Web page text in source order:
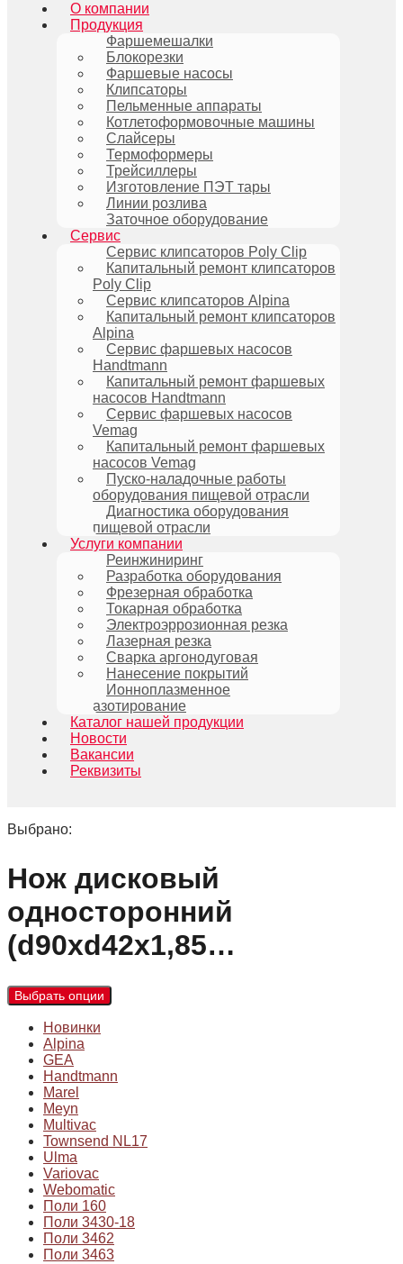
О компании
Продукция
Фаршемешалки
Блокорезки
Фаршевые насосы
Клипсаторы
Пельменные аппараты
Котлетоформовочные машины
Слайсеры
Термоформеры
Трейсиллеры
Изготовление ПЭТ тары
Линии розлива
Заточное оборудование
Сервис
Сервис клипсаторов Poly Clip
Капитальный ремонт клипсаторов
Poly Clip
Сервис клипсаторов Alpina
Капитальный ремонт клипсаторов
Alpina
Сервис фаршевых насосов
Handtmann
Капитальный ремонт фаршевых
насосов Handtmann
Сервис фаршевых насосов
Vemag
Капитальный ремонт фаршевых
насосов Vemag
Пуско-наладочные работы
оборудования пищевой отрасли
Диагностика оборудования
пищевой отрасли
Услуги компании
Реинжиниринг
Разработка оборудования
Фрезерная обработка
Токарная обработка
Электроэррозионная резка
Лазерная резка
Сварка аргонодуговая
Нанесение покрытий
Ионноплазменное
азотирование
Каталог нашей продукции
Новости
Вакансии
Реквизиты
Выбрано:
Нож дисковый
односторонний
(d90xd42x1,85…
Выбрать опции
Новинки
Alpina
GEA
Handtmann
Marel
Meyn
Multivac
Townsend NL17
Ulma
Variovac
Webomatic
Поли 160
Поли 3430-18
Поли 3462
Поли 3463